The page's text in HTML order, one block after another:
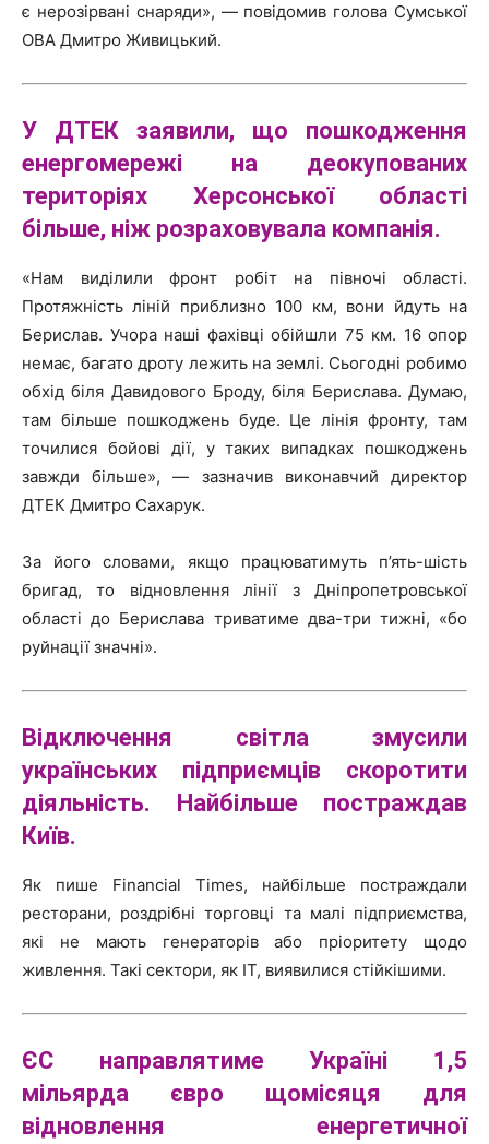
є нерозірвані снаряди», — повідомив голова Сумської
ОВА Дмитро Живицький.
У ДТЕК заявили, що пошкодження
енергомережі на деокупованих
територіях Херсонської області
більше, ніж розраховувала компанія.
«Нам виділили фронт робіт на півночі області.
Протяжність ліній приблизно 100 км, вони йдуть на
Берислав. Учора наші фахівці обійшли 75 км. 16 опор
немає, багато дроту лежить на землі. Сьогодні робимо
обхід біля Давидового Броду, біля Берислава. Думаю,
там більше пошкоджень буде. Це лінія фронту, там
точилися бойові дії, у таких випадках пошкоджень
завжди більше», — зазначив виконавчий директор
ДТЕК Дмитро Сахарук.
За його словами, якщо працюватимуть п’ять-шість
бригад, то відновлення лінії з Дніпропетровської
області до Берислава триватиме два-три тижні, «бо
руйнації значні».
Відключення світла змусили
українських підприємців скоротити
діяльність. Найбільше постраждав
Київ.
Як пише Financial Times, найбільше постраждали
ресторани, роздрібні торговці та малі підприємства,
які не мають генераторів або пріоритету щодо
живлення. Такі сектори, як ІТ, виявилися стійкішими.
ЄС направлятиме Україні 1,5
мільярда євро щомісяця для
відновлення енергетичної